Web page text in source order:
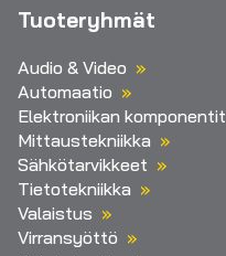
Tuoteryhmät
Audio & Video
Automaatio
Elektroniikan komponentit
Mittaustekniikka
Sähkötarvikkeet
Tietotekniikka
Valaistus
Virransyöttö